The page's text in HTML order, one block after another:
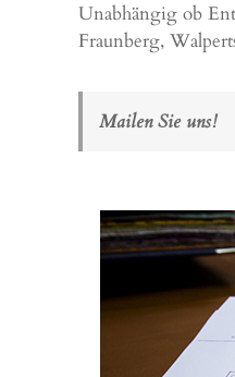
Unabhängig ob
Fraunberg,
Mailen Sie uns!